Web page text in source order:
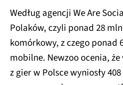
Według agencji We Are
Polaków, czyli ponad 28
komórkowy, z czego ponad
mobilne. Newzoo ocenia,
z gier w Polsce wyniosły